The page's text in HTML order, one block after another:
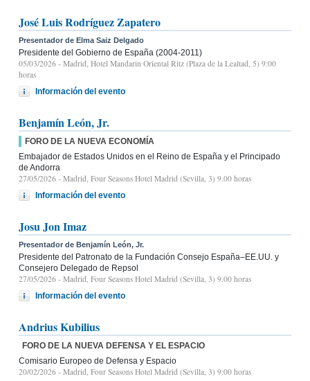
José Luis Rodríguez Zapatero
Presentador de Elma Saiz Delgado
Presidente del Gobierno de España (2004-2011)
05/03/2026 - Madrid, Hotel Mandarin Oriental Ritz (Plaza de la Lealtad, 5) 9:00
horas
Información del evento
Benjamín León, Jr.
FORO DE LA NUEVA ECONOMÍA
Embajador de Estados Unidos en el Reino de España y el Principado
de Andorra
27/05/2026 - Madrid, Four Seasons Hotel Madrid (Sevilla, 3) 9.00 horas
Información del evento
Josu Jon Imaz
Presentador de Benjamín León, Jr.
Presidente del Patronato de la Fundación Consejo España–EE.UU. y
Consejero Delegado de Repsol
27/05/2026 - Madrid, Four Seasons Hotel Madrid (Sevilla, 3) 9.00 horas
Información del evento
Andrius Kubilius
FORO DE LA NUEVA DEFENSA Y EL ESPACIO
Comisario Europeo de Defensa y Espacio
20/02/2026 - Madrid, Four Seasons Hotel Madrid (Sevilla, 3) 9:00 horas